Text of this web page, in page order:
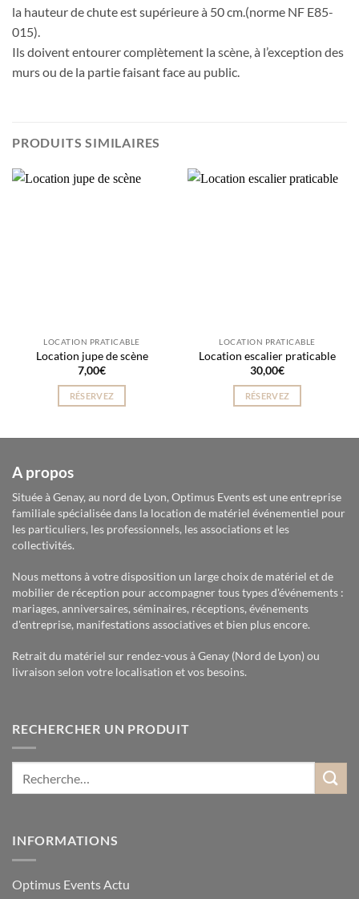
la hauteur de chute est supérieure à 50 cm.(norme NF E85-
015).
Ils doivent entourer complètement la scène, à l’exception des
murs ou de la partie faisant face au public.
PRODUITS SIMILAIRES
LOCATION PRATICABLE
Location jupe de scène
7,00€
RÉSERVEZ
LOCATION PRATICABLE
Location escalier praticable
30,00€
RÉSERVEZ
A propos
Située à Genay, au nord de Lyon, Optimus Events est une entreprise
familiale spécialisée dans la location de matériel événementiel pour
les particuliers, les professionnels, les associations et les
collectivités.
Nous mettons à votre disposition un large choix de matériel et de
mobilier de réception pour accompagner tous types d'événements :
mariages, anniversaires, séminaires, réceptions, événements
d'entreprise, manifestations associatives et bien plus encore.
Retrait du matériel sur rendez-vous à Genay (Nord de Lyon) ou
livraison selon votre localisation et vos besoins.
RECHERCHER UN PRODUIT
INFORMATIONS
Optimus Events Actu